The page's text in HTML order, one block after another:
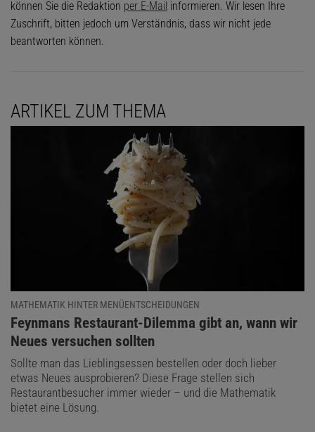
können Sie die Redaktion per E-Mail informieren. Wir lesen Ihre
Zuschrift, bitten jedoch um Verständnis, dass wir nicht jede
beantworten können.
ARTIKEL ZUM THEMA
MATHEMATIK HINTER MENÜENTSCHEIDUNGEN
:
Feynmans Restaurant-Dilemma gibt an, wann wir
Neues versuchen sollten
Sollte man das Lieblingsessen bestellen oder doch lieber
etwas Neues ausprobieren? Diese Frage stellen sich
Restaurantbesucher immer wieder – und die Mathematik
bietet eine Lösung.